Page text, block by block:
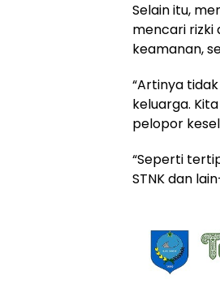
Selain itu,
mencari rizki
keamanan,
“Artinya
keluarga.
pelopor
“Seperti
STNK dan